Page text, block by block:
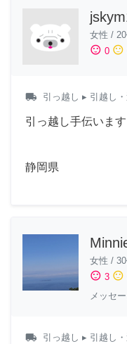
女性 /
sentiment_satisfied 0 sentiment_neutral
local_shipping 引っ越し ▸ 引越し
引っ越し手伝います
静岡県
女性 /
sentiment_satisfied 3 sentiment_neutral
メッセ
local_shipping 引っ越し ▸ 引越し